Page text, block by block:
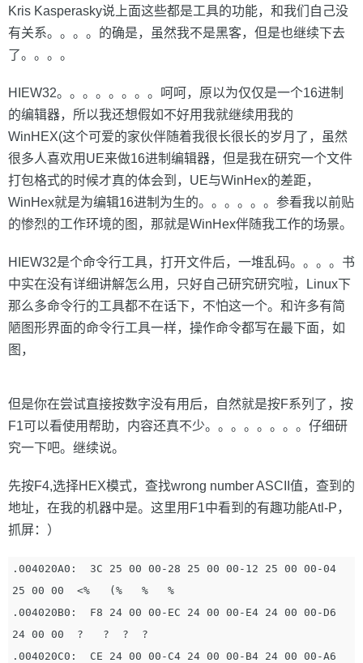
Kris Kasperasky说上面这些都是工具的功能，和我们自己没
有关系。。。。的确是，虽然我不是黑客，但是也继续下去
了。。。。
HIEW32。。。。。。。。呵呵，原以为仅仅是一个16进制
的编辑器，所以我还想假如不好用我就继续用我的
WinHEX(这个可爱的家伙伴随着我很长很长的岁月了，虽然
很多人喜欢用UE来做16进制编辑器，但是我在研究一个文件
打包格式的时候才真的体会到，UE与WinHex的差距，
WinHex就是为编辑16进制为生的。。。。。。参看我以前贴
的惨烈的工作环境的图，那就是WinHex伴随我工作的场景。
HIEW32是个命令行工具，打开文件后，一堆乱码。。。。书
中实在没有详细讲解怎么用，只好自己研究研究啦，Linux下
那么多命令行的工具都不在话下，不怕这一个。和许多有简
陋图形界面的命令行工具一样，操作命令都写在最下面，如
图，
但是你在尝试直接按数字没有用后，自然就是按F系列了，按
F1可以看使用帮助，内容还真不少。。。。。。。。仔细研
究一下吧。继续说。
先按F4,选择HEX模式，查找wrong number ASCII值，查到的
地址，在我的机器中是。这里用F1中看到的有趣功能Atl-P，
抓屏：）
.004020A0:  3C 25 00 00-28 25 00 00-12 25 00 00-04
25 00 00  <%   (%   %   %
.004020B0:  F8 24 00 00-EC 24 00 00-E4 24 00 00-D6
24 00 00  ?   ?  ?  ?
.004020C0:  CE 24 00 00-C4 24 00 00-B4 24 00 00-A6